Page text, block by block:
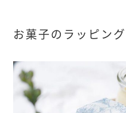
お菓子のラッピン